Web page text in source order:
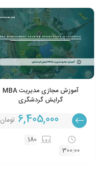
آموزش مجازی مدیریت MBA
گرایش گردشگری
6,405,000 تومان
300:00
180